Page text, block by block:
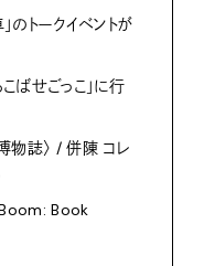
のトークイベントが
ばせごっこ」に行
物誌〉 / 併陳 コレ
Boom: Book